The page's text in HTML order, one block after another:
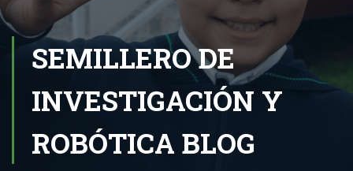
SEMILLERO DE
INVESTIGACIÓN Y
ROBÓTICA BLOG